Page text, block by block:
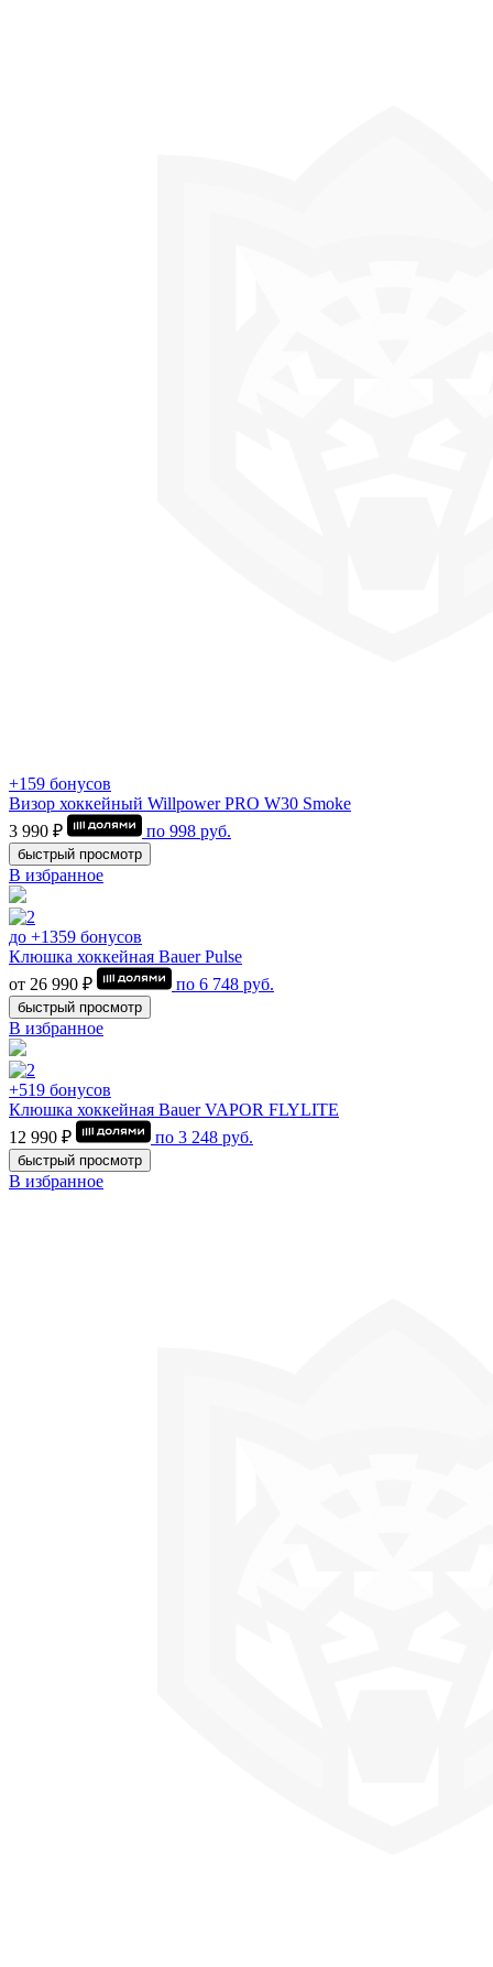
+159 бонусов
Визор хоккейный Willpower PRO W30 Smoke
3 990 ₽
по 998 руб.
быстрый просмотр
В избранное
до +1359 бонусов
Клюшка хоккейная Bauer Pulse
от 26 990 ₽
по 6 748 руб.
быстрый просмотр
В избранное
+519 бонусов
Клюшка хоккейная Bauer VAPOR FLYLITE
12 990 ₽
по 3 248 руб.
быстрый просмотр
В избранное